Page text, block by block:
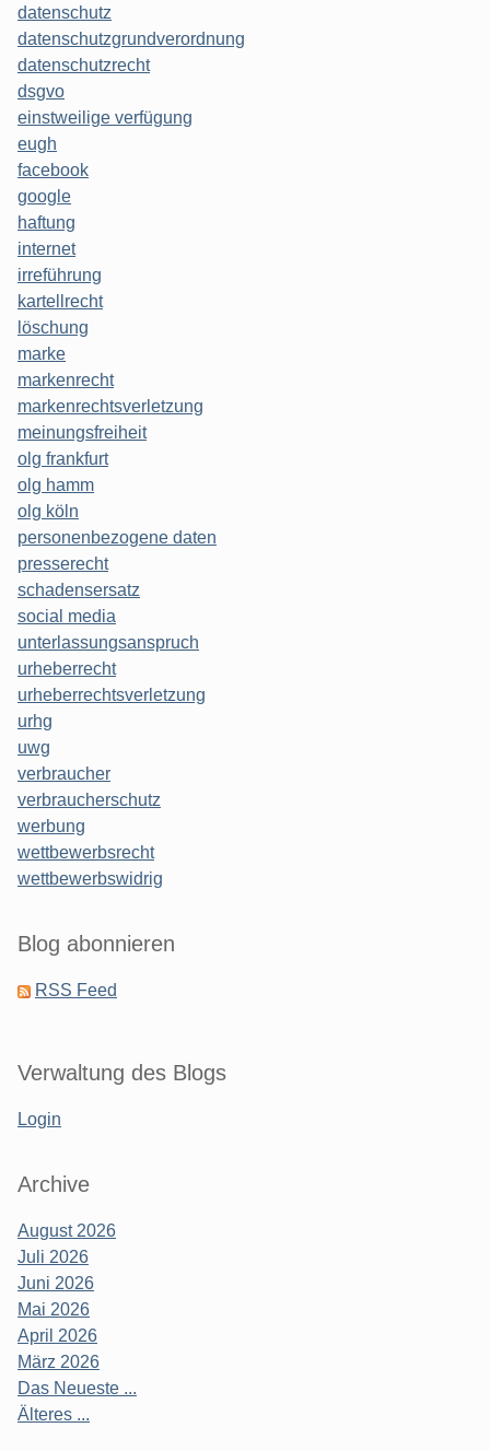
datenschutz
datenschutzgrundverordnung
datenschutzrecht
dsgvo
einstweilige verfügung
eugh
facebook
google
haftung
internet
irreführung
kartellrecht
löschung
marke
markenrecht
markenrechtsverletzung
meinungsfreiheit
olg frankfurt
olg hamm
olg köln
personenbezogene daten
presserecht
schadensersatz
social media
unterlassungsanspruch
urheberrecht
urheberrechtsverletzung
urhg
uwg
verbraucher
verbraucherschutz
werbung
wettbewerbsrecht
wettbewerbswidrig
Blog abonnieren
RSS Feed
Verwaltung des Blogs
Login
Archive
August 2026
Juli 2026
Juni 2026
Mai 2026
April 2026
März 2026
Das Neueste ...
Älteres ...